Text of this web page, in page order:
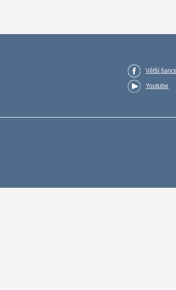
Větší
Youtube